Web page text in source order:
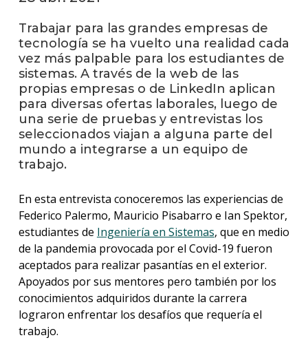
Blog
de
Trabajar para las grandes empresas de
tecnología se ha vuelto una realidad cada
vez más palpable para los estudiantes de
sistemas. A través de la web de las
propias empresas o de LinkedIn aplican
para diversas ofertas laborales, luego de
una serie de pruebas y entrevistas los
seleccionados viajan a alguna parte del
mundo a integrarse a un equipo de
trabajo.
En esta entrevista conoceremos las experiencias de
Federico Palermo, Mauricio Pisabarro e Ian Spektor,
estudiantes de Ingeniería en Sistemas, que en medio
de la pandemia provocada por el Covid-19 fueron
aceptados para realizar pasantías en el exterior.
Apoyados por sus mentores pero también por los
conocimientos adquiridos durante la carrera
lograron enfrentar los desafíos que requería el
trabajo.